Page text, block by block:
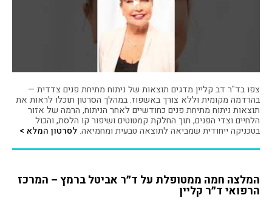
צפו בד"ר דב קליין מדגים תוצאות של ניתוח מתיחת פנים צדדית —
בהרדמה מקומית וללא צורך באשפוז. במהלך הסרטון תוכלו לראות את
תוצאות ניתוח מתיחת פנים כחודשיים לאחר הניתוח, הרמה של אזור
הלחיים וצדי הפנים, תוך החלקת קמטוטים ושיפור קו הלסת, והכול
בטכניקה ייחודית שמביאה לתוצאה טבעית ומחמיאה.לסרטון המלא >
המלצה חמה ממטופלת על ד״ר אביטל ברמץ – המרכז
הרפואי ד״ר קליין